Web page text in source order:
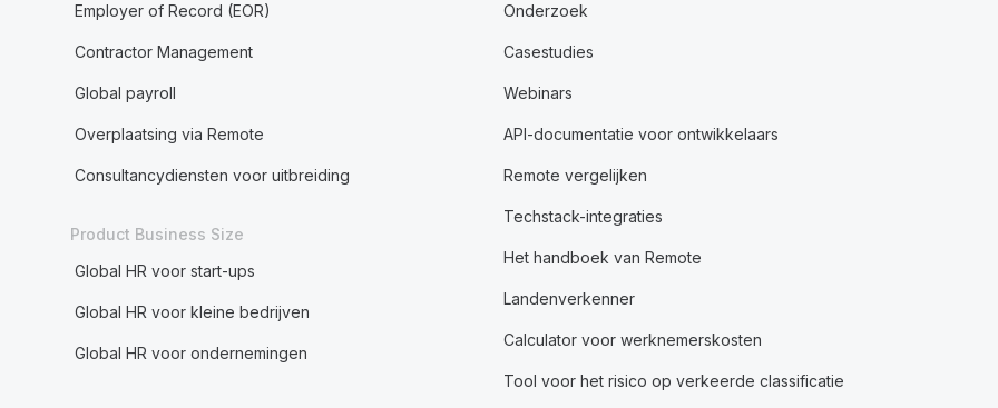
Employer of Record (EOR)
Contractor Management
Global payroll
Overplaatsing via Remote
Consultancydiensten voor uitbreiding
Product Business Size
Global HR voor start-ups
Global HR voor kleine bedrijven
Global HR voor ondernemingen
Onderzoek
Casestudies
Webinars
API-documentatie voor ontwikkelaars
Remote vergelijken
Techstack-integraties
Het handboek van Remote
Landenverkenner
Calculator voor werknemerskosten
Tool voor het risico op verkeerde classificatie